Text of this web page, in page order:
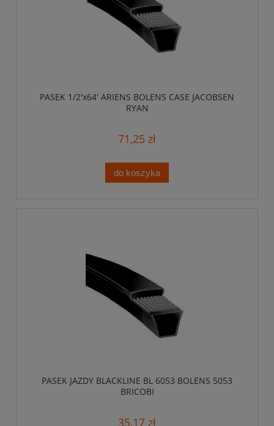
PASEK 1/2'x64' ARIENS BOLENS CASE JACOBSEN
RYAN
71,25 zł
do koszyka
PASEK JAZDY BLACKLINE BL 6053 BOLENS 5053
BRICOBI
35,17 zł